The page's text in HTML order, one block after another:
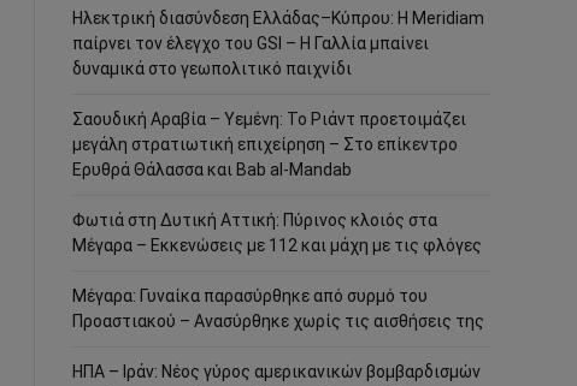
Ηλεκτρική διασύνδεση Ελλάδας–Κύπρου: Η Meridiam
παίρνει τον έλεγχο του GSI – Η Γαλλία μπαίνει
δυναμικά στο γεωπολιτικό παιχνίδι
Σαουδική Αραβία – Υεμένη: Το Ριάντ προετοιμάζει
μεγάλη στρατιωτική επιχείρηση – Στο επίκεντρο
Ερυθρά Θάλασσα και Bab al-Mandab
Φωτιά στη Δυτική Αττική: Πύρινος κλοιός στα
Μέγαρα – Εκκενώσεις με 112 και μάχη με τις φλόγες
Μέγαρα: Γυναίκα παρασύρθηκε από συρμό του
Προαστιακού – Ανασύρθηκε χωρίς τις αισθήσεις της
ΗΠΑ – Ιράν: Νέος γύρος αμερικανικών βομβαρδισμών